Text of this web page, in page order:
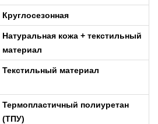
Круглосезонная
Натуральная кожа + текстильный
материал
Текстильный материал
Термопластичный полиуретан
(ТПУ)